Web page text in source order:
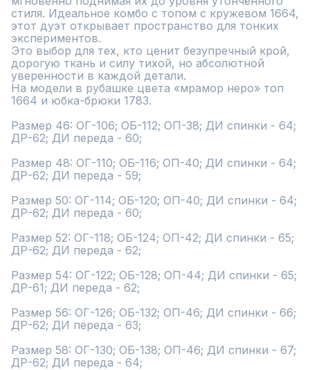
стиля. Идеальное комбо с топом с кружевом 1664,
этот дуэт открывает пространство для тонких
экспериментов.
Это выбор для тех, кто ценит безупречный крой,
дорогую ткань и силу тихой, но абсолютной
уверенности в каждой детали.
На модели в рубашке цвета «мрамор неро» топ
1664 и юбка-брюки 1783.
Размер 46: ОГ-106; ОБ-112; ОП-38; ДИ спинки - 64;
ДР-62; ДИ переда - 60;
Размер 48: ОГ-110; ОБ-116; ОП-40; ДИ спинки - 64;
ДР-62; ДИ переда - 59;
Размер 50: ОГ-114; ОБ-120; ОП-40; ДИ спинки - 64;
ДР-62; ДИ переда - 60;
Размер 52: ОГ-118; ОБ-124; ОП-42; ДИ спинки - 65;
ДР-62; ДИ переда - 62;
Размер 54: ОГ-122; ОБ-128; ОП-44; ДИ спинки - 65;
ДР-61; ДИ переда - 62;
Размер 56: ОГ-126; ОБ-132; ОП-46; ДИ спинки - 66;
ДР-62; ДИ переда - 63;
Размер 58: ОГ-130; ОБ-138; ОП-46; ДИ спинки - 67;
ДР-62; ДИ переда - 64;